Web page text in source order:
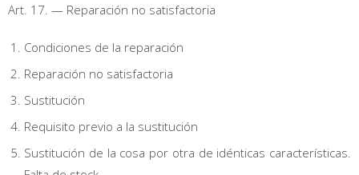
Art. 17. — Reparación no satisfactoria
Condiciones de la reparación
Reparación no satisfactoria
Sustitución
Requisito previo a la sustitución
Sustitución de la cosa por otra de idénticas características.